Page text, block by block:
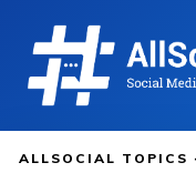
ALLSOCIAL TOPICS